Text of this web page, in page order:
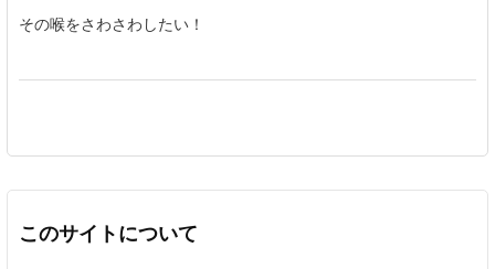
その喉をさわさわしたい！
このサイトについて